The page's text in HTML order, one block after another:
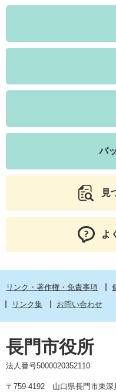
バ
見
よ
リンク・著作権・免責事項
リンク集
お問い合わせ
長門市役所
法人番号5000020352110
〒759-4192 山口県長門市東深